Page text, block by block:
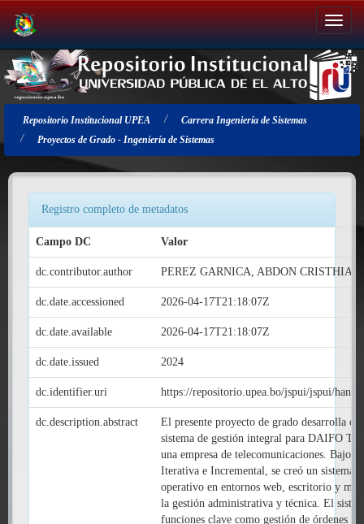
Salir
de
la
navegación
Repositorio Institucional UPEA
Carrera Ingeniería de Sistemas
Proyectos de Grado - Ingeniería de Sistemas
Registro completo de metadatos
Campo DC Valor
dc.contributor.author PEREZ GARNICA, ABDON CRISTHIAN
dc.date.accessioned 2026-04-17T21:18:07Z
dc.date.available 2026-04-17T21:18:07Z
dc.date.issued 2024
dc.identifier.uri https://repositorio.upea.bo/jspui/jspui/
dc.description.abstract
El presente proyecto de grado desarrolla e
sistema de gestión integral para DAIFO
una empresa de telecomunicaciones. Bajo
Iterativa e Incremental, se creó un sistema
operativo en entornos web, escritorio y
la gestión administrativa y técnica. El
funciones clave como gestión de órdenes